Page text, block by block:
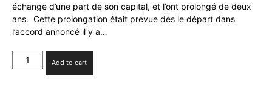
échange d’une part de son capital, et l’ont prolongé de deux
ans. Cette prolongation était prévue dès le départ dans
l’accord annoncé il y a…
Miliboo
et
Add to cart